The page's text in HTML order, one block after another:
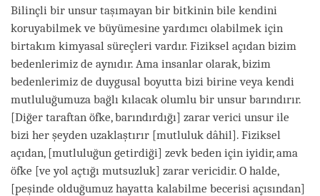
Bilinçli bir unsur taşımayan bir bitkinin bile kendini
koruyabilmek ve büyümesine yardımcı olabilmek için
birtakım kimyasal süreçleri vardır. Fiziksel açıdan bizim
bedenlerimiz de aynıdır. Ama insanlar olarak, bizim
bedenlerimiz de duygusal boyutta bizi birine veya kendi
mutluluğumuza bağlı kılacak olumlu bir unsur barındırır.
[Diğer taraftan öfke, barındırdığı] zarar verici unsur ile
bizi her şeyden uzaklaştırır [mutluluk dâhil]. Fiziksel
açıdan, [mutluluğun getirdiği] zevk beden için iyidir, ama
öfke [ve yol açtığı mutsuzluk] zarar vericidir. O halde,
[peşinde olduğumuz hayatta kalabilme becerisi açısından]